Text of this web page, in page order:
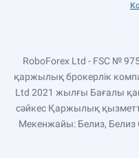
RoboForex Ltd - FSC №
қаржылық брокерлік
Ltd 2021 жылғы Бағалы
сәйкес Қаржылық
Мекенжайы: Белиз, Белиз